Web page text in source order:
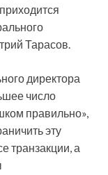
Тарасов.
директора
число
правильно»,
эту
транзакции, а